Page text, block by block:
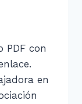
PDF con
en